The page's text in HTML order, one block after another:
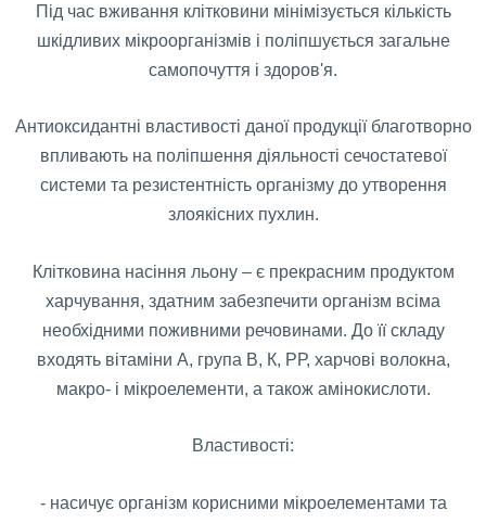
Під час вживання клітковини мінімізується кількість
шкідливих мікроорганізмів і поліпшується загальне
самопочуття і здоров'я.
Антиоксидантні властивості даної продукції благотворно
впливають на поліпшення діяльності сечостатевої
системи та резистентність організму до утворення
злоякісних пухлин.
Клітковина насіння льону – є прекрасним продуктом
харчування, здатним забезпечити організм всіма
необхідними поживними речовинами. До її складу
входять вітаміни А, група В, К, РР, харчові волокна,
макро- і мікроелементи, а також амінокислоти.
Властивості:
- насичує організм корисними мікроелементами та